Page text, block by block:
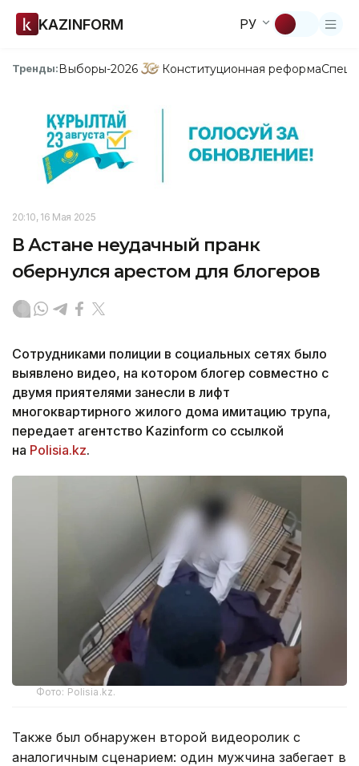
KAZINFORM РУ
Тренды:Выборы-2026 Конституционная реформа
20:10, 16 Мая 2025
В Астане неудачный пранк
обернулся арестом для блогеров
Сотрудниками полиции в социальных сетях было
выявлено видео, на котором блогер совместно с
двумя приятелями занесли в лифт
многоквартирного жилого дома имитацию трупа,
передает агентство Kazinform со ссылкой
на Polisia.kz.
Фото: Polisia.kz.
Также был обнаружен второй видеоролик с
аналогичным сценарием: один мужчина забегает в